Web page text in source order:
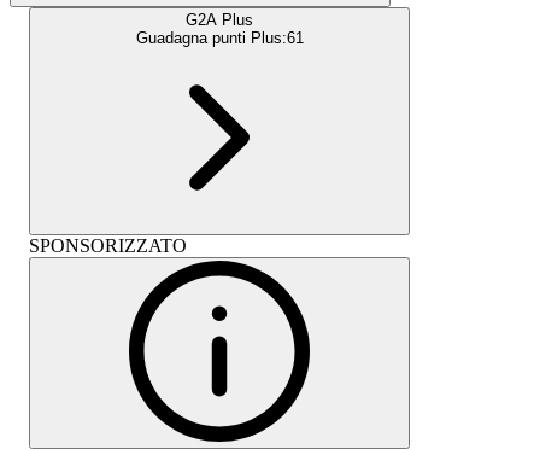
G2A Plus
Guadagna punti Plus:61
SPONSORIZZATO